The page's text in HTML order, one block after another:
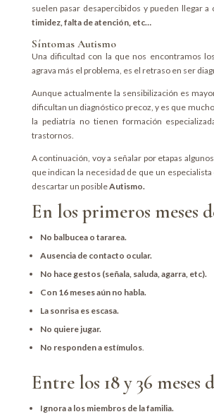
suelen pasar desapercibidos y pueden llegar a
timidez, falta de atención, etc…
Síntomas Autismo
Una dificultad con la que nos encontramos
agrava más el problema, es el retraso en ser
Aunque actualmente la sensibilización es
dificultan un diagnóstico precoz, y es que
la pediatría no tienen formación
trastornos.
A continuación, voy a señalar por etapas
que indican la necesidad de que un especialista
descartar un posibleAutismo.
En los primeros meses
No balbucea o tararea.
Ausencia de contacto ocular.
No hace gestos (señala, saluda, agarra, etc).
Con 16 meses aún no habla.
La sonrisa es escasa.
No quiere jugar.
No responden a estímulos.
Entre los 18 y 36 meses
Ignora a los miembros de la familia.